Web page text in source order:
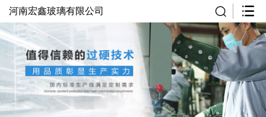
河南宏鑫玻璃有限公司